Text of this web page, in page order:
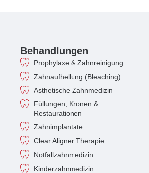
Behandlungen
Prophylaxe & Zahnreinigung
Zahnaufhellung (Bleaching)
Ästhetische Zahnmedizin
Füllungen, Kronen &
Restaurationen
Zahnimplantate
Clear Aligner Therapie
Notfallzahnmedizin
Kinderzahnmedizin